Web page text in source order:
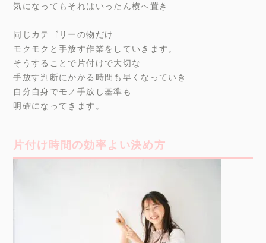
気になってもそれはいったん横へ置き
同じカテゴリーの物だけ
モクモクと手放す作業をしていきます。
そうすることで片付けで大切な
手放す判断にかかる時間も早くなっていき
自分自身でモノ手放し基準も
明確になってきます。
片付け時間の効率よい決め方